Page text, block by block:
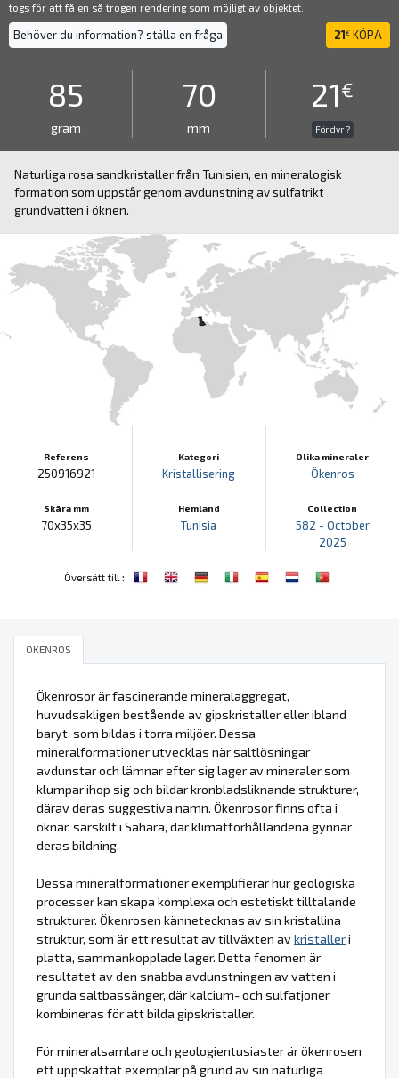
togs för att få en så trogen rendering som möjligt av objektet.
Behöver du information? ställa en fråga 21€ KÖPA
85
gram
70
mm
21€
För dyr ?
Naturliga rosa sandkristaller från Tunisien, en mineralogisk
formation som uppstår genom avdunstning av sulfatrikt
grundvatten i öknen.
Referens
250916921
Skära mm
70x35x35
Kategori
Kristallisering
Hemland
Tunisia
Olika mineraler
Ökenros
Collection
582 - October
2025
Översätt till :
ÖKENROS
Ökenrosor är fascinerande mineralaggregat,
huvudsakligen bestående av gipskristaller eller ibland
baryt, som bildas i torra miljöer. Dessa
mineralformationer utvecklas när saltlösningar
avdunstar och lämnar efter sig lager av mineraler som
klumpar ihop sig och bildar kronbladsliknande strukturer,
därav deras suggestiva namn. Ökenrosor finns ofta i
öknar, särskilt i Sahara, där klimatförhållandena gynnar
deras bildning.
Dessa mineralformationer exemplifierar hur geologiska
processer kan skapa komplexa och estetiskt tilltalande
strukturer. Ökenrosen kännetecknas av sin kristallina
struktur, som är ett resultat av tillväxten avkristalleri
platta, sammankopplade lager. Detta fenomen är
resultatet av den snabba avdunstningen av vatten i
grunda saltbassänger, där kalcium- och sulfatjoner
kombineras för att bilda gipskristaller.
För mineralsamlare och geologientusiaster är ökenrosen
ett uppskattat exemplar på grund av sin naturliga